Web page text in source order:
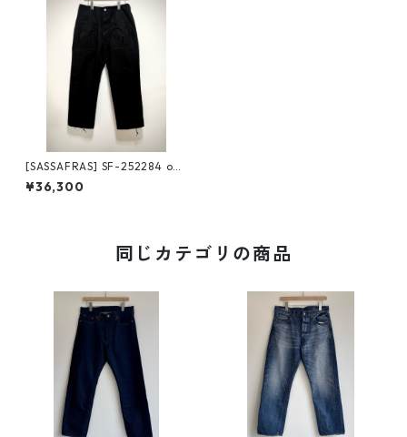
[SASSAFRAS] SF-252284 ove
rgrown fatigue pants 60/4
0 ササフラス オーバーグロウ
¥36,300
同じカテゴリの商品